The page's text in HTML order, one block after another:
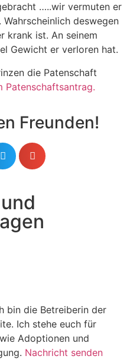
…..wir vermuten er
deswegen
krank ist. An seinem
Gewicht er verloren hat.
die Patenschaft
Patenschaftsantrag.
Freunden!
bin die Betreiberin der
Ich stehe euch für
Adoptionen und
Nachricht senden